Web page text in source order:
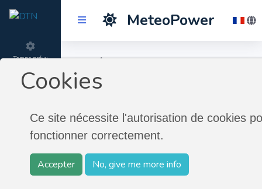
Cookies
Ce site nécessite l'autorisation de cookies
fonctionner correctement.
Accepter No, give me more info
Temps prévu
About
MeteoPower
Prévisions
Ensemble